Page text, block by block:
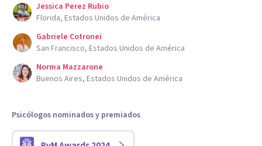
Jessica Perez Rubio
Florida, Estados Unidos de América
Gabriele Cotronei
San Francisco, Estados Unidos de América
Norma Mazzarone
Buenos Aires, Estados Unidos de América
Psicólogos nominados y premiados